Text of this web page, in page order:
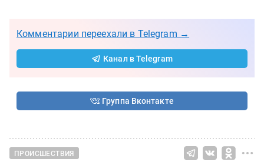
Комментарии переехали в Telegram →
Канал в Telegram
Группа Вконтакте
ПРОИСШЕСТВИЯ